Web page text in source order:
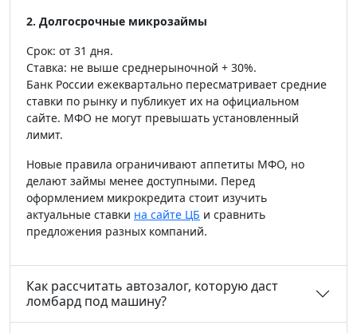
2. Долгосрочные микрозаймы
Срок: от 31 дня.
Ставка: не выше среднерыночной + 30%.
Банк России ежеквартально пересматривает средние
ставки по рынку и публикует их на официальном
сайте. МФО не могут превышать установленный
лимит.
Новые правила ограничивают аппетиты МФО, но
делают займы менее доступными. Перед
оформлением микрокредита стоит изучить
актуальные ставки на сайте ЦБ и сравнить
предложения разных компаний.
Как рассчитать автозалог, которую даст
ломбард под машину?